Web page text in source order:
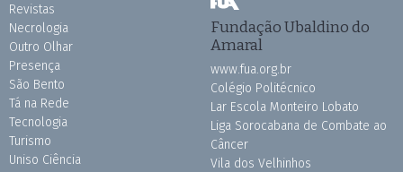
Revistas
Necrologia
Outro Olhar
Presença
São Bento
Tá na Rede
Tecnologia
Turismo
Uniso Ciência
Fundação Ubaldino do
Amaral
www.fua.org.br
Colégio Politécnico
Lar Escola Monteiro Lobato
Liga Sorocabana de Combate ao
Câncer
Vila dos Velhinhos